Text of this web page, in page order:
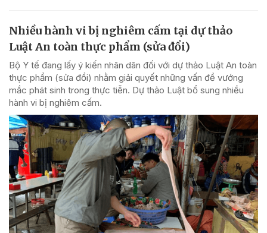
Nhiều hành vi bị nghiêm cấm tại dự thảo
Luật An toàn thực phẩm (sửa đổi)
Bộ Y tế đang lấy ý kiến nhân dân đối với dự thảo Luật An toàn
thực phẩm (sửa đổi) nhằm giải quyết những vấn đề vướng
mắc phát sinh trong thực tiễn. Dự thảo Luật bổ sung nhiều
hành vi bị nghiêm cấm.